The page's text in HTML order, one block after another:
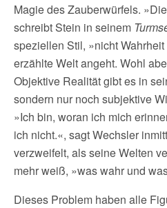
Magie des Zauberwürfels.
schreibt Stein in seinem
speziellen Stil, »nicht
erzählte Welt angeht. Wohl
Objektive Realität gibt es in
sondern nur noch subjektive
»Ich bin, woran ich mich
ich nicht.«, sagt Wechsler
verzweifelt, als seine Welten
mehr weiß, »was wahr und
Dieses Problem haben alle